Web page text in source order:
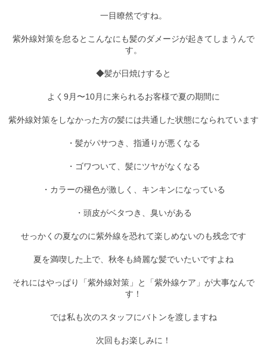
一目瞭然ですね。
紫外線対策を怠るとこんなにも髪のダメージが起きてしまうんで
す。
◆髪が日焼けすると
よく9月〜10月に来られるお客様で夏の期間に
紫外線対策をしなかった方の髪には共通した状態になられています
・髪がパサつき、指通りが悪くなる
・ゴワついて、髪にツヤがなくなる
・カラーの褪色が激しく、キンキンになっている
・頭皮がベタつき、臭いがある
せっかくの夏なのに紫外線を恐れて楽しめないのも残念です
夏を満喫した上で、秋冬も綺麗な髪でいたいですよね
それにはやっぱり「紫外線対策」と「紫外線ケア」が大事なんで
す！
では私も次のスタッフにバトンを渡しますね
次回もお楽しみに！